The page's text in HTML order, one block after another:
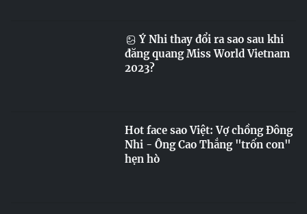
Ý Nhi thay đổi ra sao sau khi
đăng quang Miss World Vietnam
2023?
Hot face sao Việt: Vợ chồng Đông
Nhi - Ông Cao Thắng "trốn con"
hẹn hò